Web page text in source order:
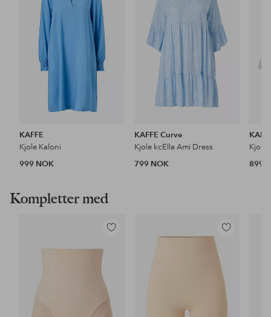
KAFFE
Kjole Kaloni
999 NOK
favoritter
KAFFE Curve
Kjole kcElla Ami Dress
799 NOK
Kjole
899
Kompletter med
Legg
favoritter
Legg
favoritter